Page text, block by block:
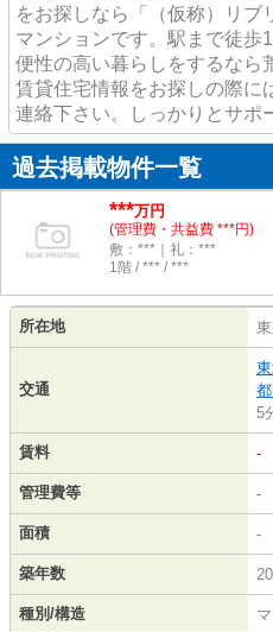
をお探しなら「（仮称）リブ
マンションです。駅まで徒歩
便性の高い暮らしをするなら
賃貸住宅情報をお探しの際に
連絡下さい。しっかりとサポ
過去掲載物件一覧
***万円
(管理費・共益費 ***円)
敷：***｜礼：***
1階 / *** / ***
所在地
交通
5
賃料 -
管理費等 -
面積 -
築年数
種別/構造